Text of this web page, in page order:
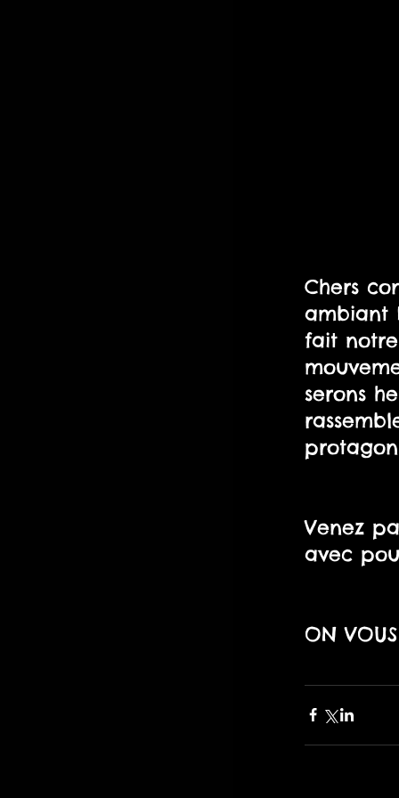
Chers
ambiant
fait
serons
Venez
avec
ON